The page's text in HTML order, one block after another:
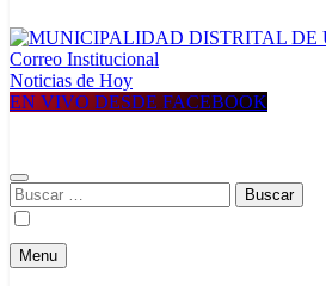
MUNICIPALIDAD DISTRITAL DE
Construyendo una nueva Historia
Correo Institucional
Noticias de Hoy
EN VIVO DESDE FACEBOOK
Buscar:
Menu